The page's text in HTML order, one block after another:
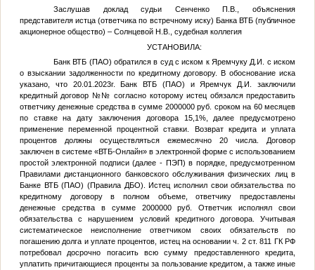
Заслушав доклад судьи Сенченко П.В., объяснения
представителя истца (ответчика по встречному иску) Банка ВТБ (публичное
акционерное общество) – Солнцевой Н.В., судебная коллегия
УСТАНОВИЛА:
Банк ВТБ (ПАО) обратился в суд с иском к Яремчуку Д.И. с иском
о взыскании задолженности по кредитному договору. В обоснование иска
указано, что 20.01.2023г. Банк ВТБ (ПАО) и Яремчук Д.И. заключили
кредитный договор №№ согласно которому истец обязался предоставить
ответчику денежные средства в сумме 2000000 руб. сроком на 60 месяцев
по ставке на дату заключения договора 15,1%, далее предусмотрено
применение переменной процентной ставки. Возврат кредита и уплата
процентов должны осуществляться ежемесячно 20 числа. Договор
заключен в системе «ВТБ-Онлайн» в электронной форме с использованием
простой электронной подписи (далее - ПЭП) в порядке, предусмотренном
Правилами дистанционного банковского обслуживания физических лиц в
Банке ВТБ (ПАО) (Правила ДБО). Истец исполнил свои обязательства по
кредитному договору в полном объеме, ответчику предоставлены
денежные средства в сумме 2000000 руб. Ответчик исполнял свои
обязательства с нарушением условий кредитного договора. Учитывая
систематическое неисполнение ответчиком своих обязательств по
погашению долга и уплате процентов, истец на основании ч. 2 ст. 811 ГК РФ
потребовал досрочно погасить всю сумму предоставленного кредита,
уплатить причитающиеся проценты за пользование кредитом, а также иные